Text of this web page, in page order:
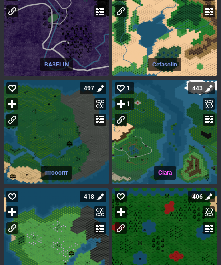
BA3ELIN Cefasolin
rrrooorrr
497
Ciara
1
1
443
418 406